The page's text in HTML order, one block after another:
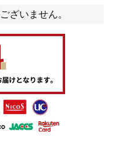
ざいません。